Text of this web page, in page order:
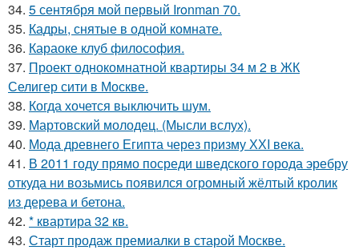
34. 5 сентября мой первый Ironman 70.
35. Кадры, снятые в одной комнате.
36. Караоке клуб философия.
37. Проект однокомнатной квартиры 34 м 2 в ЖК
Селигер сити в Москве.
38. Когда хочется выключить шум.
39. Мартовский молодец. (Мысли вслух).
40. Мода древнего Египта через призму ХХI века.
41. В 2011 году прямо посреди шведского города эребру
откуда ни возьмись появился огромный жёлтый кролик
из дерева и бетона.
42. * квартира 32 кв.
43. Старт продаж премиалки в старой Москве.